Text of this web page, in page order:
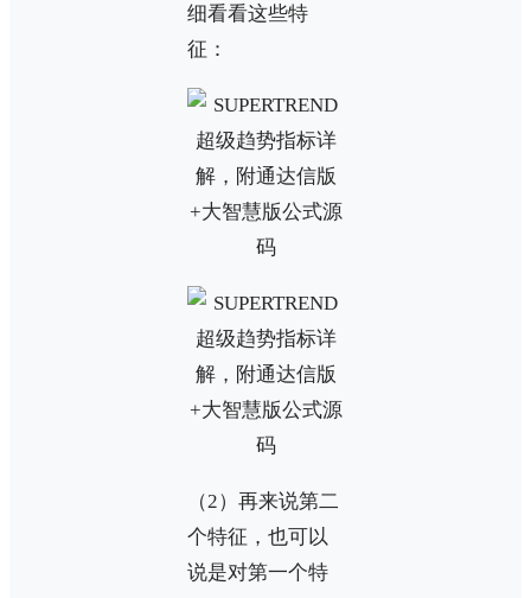
细看看这些特
征：
（2）再来说第二
个特征，也可以
说是对第一个特